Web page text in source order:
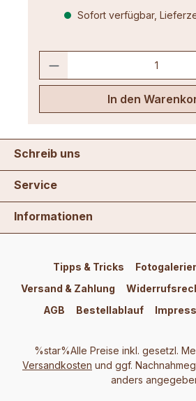
Sofort verfügbar,
In den
Schreib uns
Service
Informationen
Tipps & Tricks
Versand & Zahlung
AGB
Bestellablauf
%star%Alle Preise inkl. gesetzl.
Versandkosten und ggf.
anders